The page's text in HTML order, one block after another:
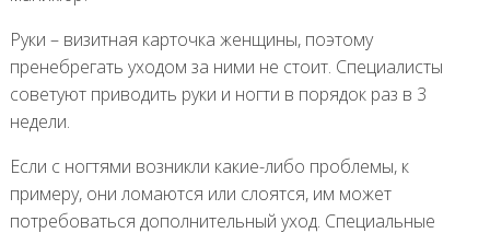
Руки – визитная карточка женщины, поэтому
пренебрегать уходом за ними не стоит. Специалисты
советуют приводить руки и ногти в порядок раз в 3
недели.
Если с ногтями возникли какие-либо проблемы, к
примеру, они ломаются или слоятся, им может
потребоваться дополнительный уход. Специальные